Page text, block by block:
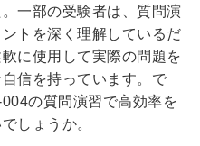
一部の受験者は、質問演
トを深く理解しているだ
に使用して実際の問題を
信を持っています。で
の質問演習で高効率を
しょうか。